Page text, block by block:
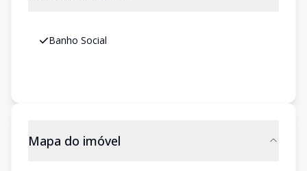
Banho Social
Mapa do imóvel